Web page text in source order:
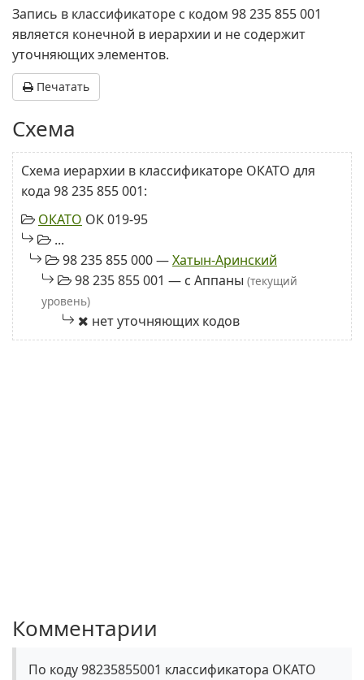
Запись в классификаторе с кодом 98 235 855 001
является конечной в иерархии и не содержит
уточняющих элементов.
Печатать
Схема
Схема иерархии в классификаторе ОКАТО для
кода 98 235 855 001:
ОКАТО ОК 019-95
...
98 235 855 000 —Хатын-Аринский
98 235 855 001 — с Аппаны (текущий
уровень)
нет уточняющих кодов
Комментарии
По коду 98235855001 классификатора ОКАТО